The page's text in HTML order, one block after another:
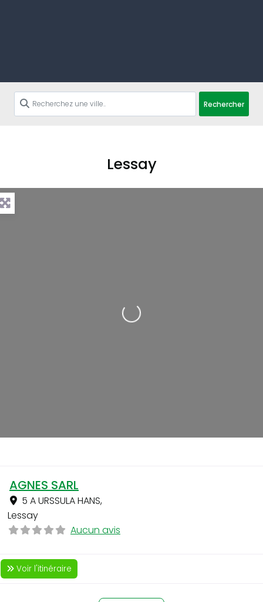
Rechercher
Lessay
Loading...
AGNES SARL
5 A URSSULA HANS,
Lessay
Aucun avis
Voir l'itinéraire